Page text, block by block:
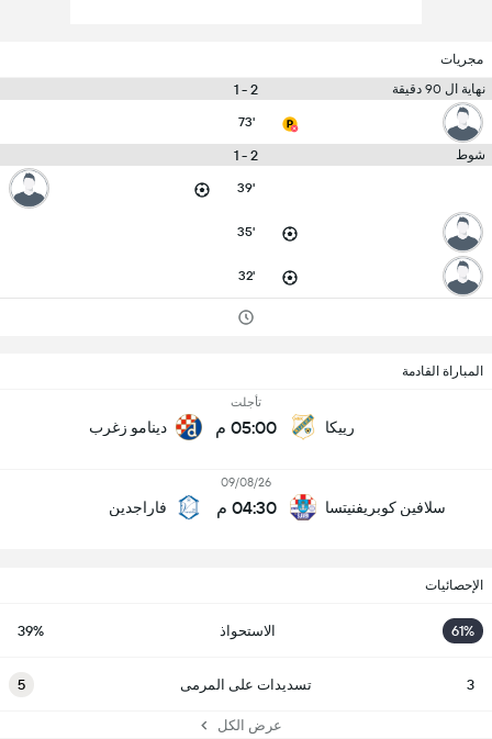
مجريات
نهاية ال 90 دقيقة
2 - 1
73'
شوط 2 - 1
39'
35'
32'
المباراة القادمة
رييكا
تأجلت
05:00 م دينامو زغرب
سلافين كوبريفنيتسا
09/08/26
04:30 م فاراجدين
الإحصائيات
61% الاستحواذ 39%
3 تسديدات على المرمى 5
عرض الكل